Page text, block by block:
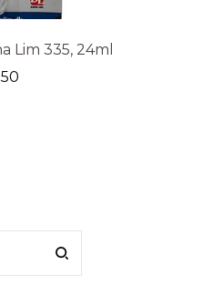
Lim 335, 24ml